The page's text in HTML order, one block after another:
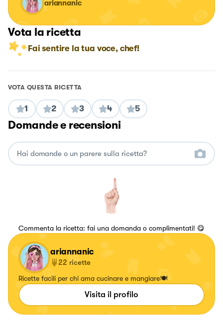
ariannanic
Vota la ricetta
Fai sentire la tua voce, chef!
VOTA QUESTA RICETTA
1 2 3 4 5
Domande e recensioni
Commenta la ricetta: fai una domanda o complimentati! 😋
ariannanic
22 ricette
Ricette facili per chi ama cucinare e mangiare🍽️
Visita il profilo